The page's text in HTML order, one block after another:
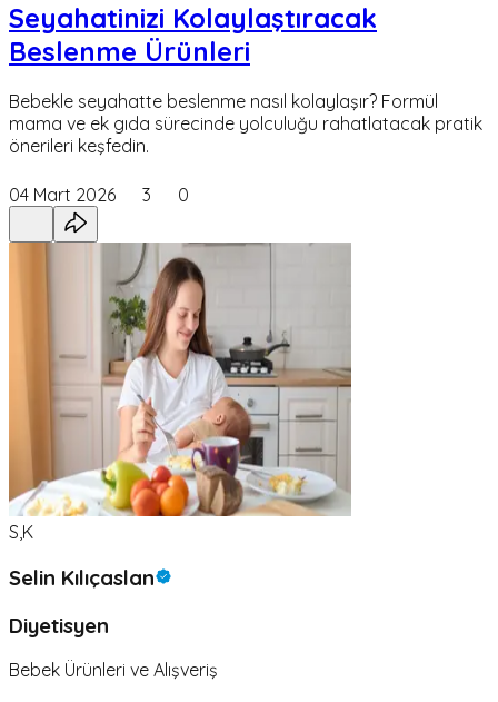
Seyahatinizi Kolaylaştıracak
Beslenme Ürünleri
Bebekle seyahatte beslenme nasıl kolaylaşır? Formül
mama ve ek gıda sürecinde yolculuğu rahatlatacak pratik
önerileri keşfedin.
04 Mart 2026 3 0
S,K
Selin Kılıçaslan
Diyetisyen
Bebek Ürünleri ve Alışveriş